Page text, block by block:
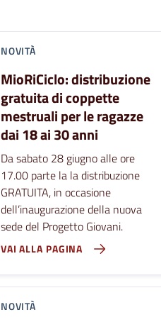
NOVITÀ
MioRiCiclo: distribuzione
gratuita di coppette
mestruali per le ragazze
dai 18 ai 30 anni
Da sabato 28 giugno alle ore
17.00 parte la la distribuzione
GRATUITA, in occasione
dell’inaugurazione della nuova
sede del Progetto Giovani.
VAI ALLA PAGINA
NOVITÀ